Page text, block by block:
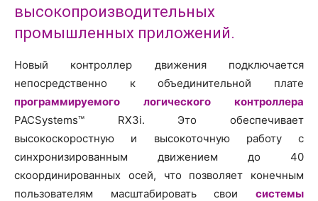
высокопроизводительных
промышленных приложений.
Новый контроллер движения подключается
непосредственно к объединительной плате
программируемого логического контроллера
PACSystems™ RX3i. Это обеспечивает
высокоскоростную и высокоточную работу с
синхронизированным движением до 40
скоординированных осей, что позволяет конечным
пользователям масштабировать свои системы